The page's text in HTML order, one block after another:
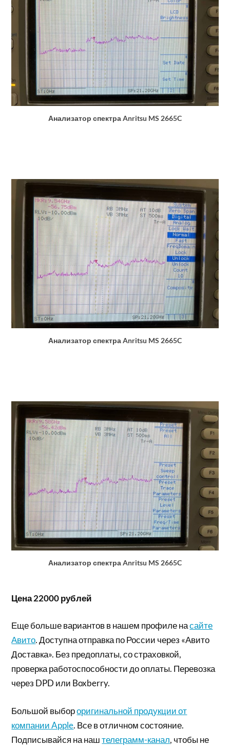
Анализатор спектра Anritsu MS 2665C
Анализатор спектра Anritsu MS 2665C
Анализатор спектра Anritsu MS 2665C
Цена 22000 рублей
Еще больше вариантов в нашем профиле насайте
Авито. Доступна отправка по России через «Авито
Доставка». Без предоплаты, со страховкой,
проверка работоспособности до оплаты. Перевозка
через DPD или Boxberry.
Большой выбороригинальной продукции от
компании Apple. Все в отличном состояние.
Подписывайся на наштелеграмм-канал, чтобы не